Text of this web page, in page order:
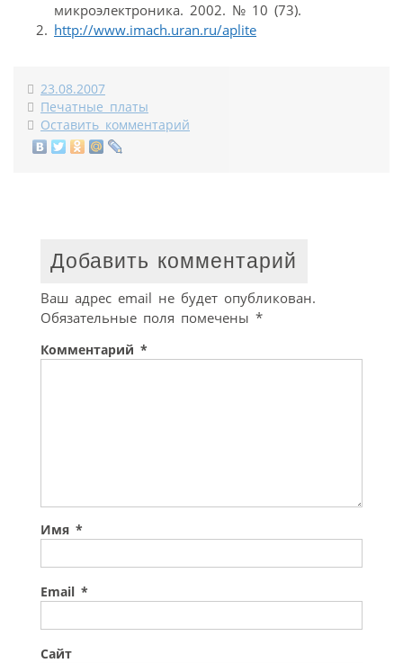
микроэлектроника. 2002. № 10 (73).
http://www.imach.uran.ru/aplite
23.08.2007
Печатные платы
Оставить комментарий
Добавить комментарий
Ваш адрес email не будет опубликован.
Обязательные поля помечены *
Комментарий *
Имя *
Email *
Сайт